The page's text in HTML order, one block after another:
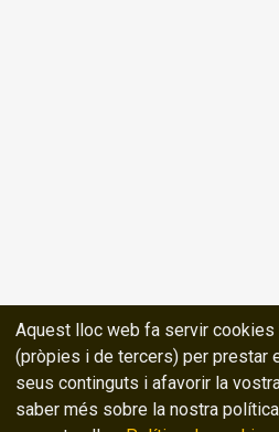
Aquest lloc web fa servir
(pròpies i de tercers) per prestar
seus continguts i afavorir la
saber més sobre la nostra